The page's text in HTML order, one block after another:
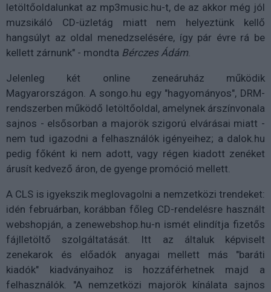
letöltőoldalunkat az mp3music.hu-t, de az akkor még jól
muzsikáló CD-üzletág miatt nem helyeztünk kellő
hangsúlyt az oldal menedzselésére, így pár évre rá be
kellett zárnunk" - mondta Bérczes Ádám
Jelenleg két online zeneáruház működik
Magyarországon. A songo.hu egy "hagyományos", DRM-
rendszerben működő letöltőoldal, amelynek árszínvonala
sajnos - elsősorban a majorök szigorú elvárásai miatt -
nem tud igazodni a felhasználók igényeihez; a dalok.hu
pedig főként ki nem adott, vagy régen kiadott zenéket
árusít kedvező áron, de gyenge promóció mellett.
A CLS is igyekszik meglovagolni a nemzetközi trendeket:
idén februárban, korábban főleg CD-rendelésre használt
webshopján, a zenewebshop.hu-n ismét elindítja fizetős
fájlletöltő szolgáltatását. Itt az általuk képviselt
zenekarok és előadók anyagai mellett más "baráti
kiadók" kiadványaihoz is hozzáférhetnek majd a
felhasználók. "A nemzetközi majorök kínálata sajnos